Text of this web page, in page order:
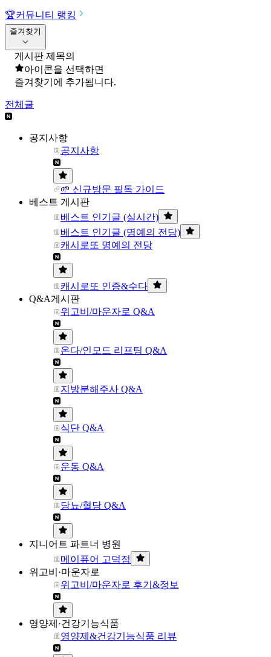
🏆커뮤니티 랭킹
즐겨찾기
게시판 제목의
아이콘을 선택하면
즐겨찾기에 추가됩니다.
전체글
공지사항
공지사항
🌱 신규방문 필독 가이드
베스트 게시판
베스트 인기글 (실시간)
베스트 인기글 (명예의 전당)
캐시로또 명예의 전당
캐시로또 인증&수다
Q&A게시판
위고비/마운자로 Q&A
온다/인모드 리프팅 Q&A
지방분해주사 Q&A
식단 Q&A
운동 Q&A
당뇨/혈당 Q&A
지니어트 파트너 병원
메이퓨어 고덕점
위고비·마운자로
위고비/마운자로 후기&정보
영양제·건강기능식품
영양제&건강기능식품 리뷰